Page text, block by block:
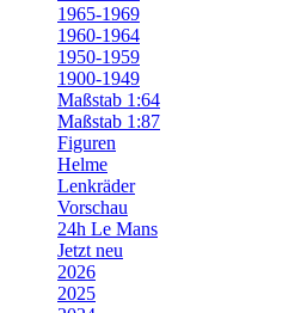
1965-1969
1960-1964
1950-1959
1900-1949
Maßstab 1:64
Maßstab 1:87
Figuren
Helme
Lenkräder
Vorschau
24h Le Mans
Jetzt neu
2026
2025